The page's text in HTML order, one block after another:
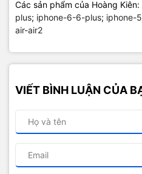
Các sản phẩm của Hoàng Kiên:
plus; iphone-6-6-plus; iphone-
air-air2
VIẾT BÌNH LUẬN CỦA